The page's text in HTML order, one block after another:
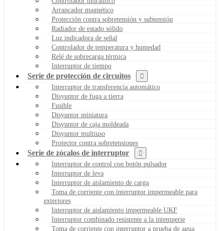
Arrancador magnético
Protección contra sobretensión y subtensión
Radiador de estado sólido
Luz indicadora de señal
Controlador de temperatura y humedad
Relé de sobrecarga térmica
Interruptor de tiempo
Serie de protección de circuitos
Interruptor de transferencia automático
Disyuntor de fuga a tierra
Fusible
Disyuntor miniatura
Disyuntor de caja moldeada
Disyuntor multiuso
Protector contra sobretensiones
Serie de zócalos de interruptor
Interruptor de control con botón pulsador
Interruptor de leva
Interruptor de aislamiento de carga
Toma de corriente con interruptor impermeable para
exteriores
Interruptor de aislamiento impermeable UKF
Interruptor combinado resistente a la intemperie
Toma de corriente con interruptor a prueba de agua